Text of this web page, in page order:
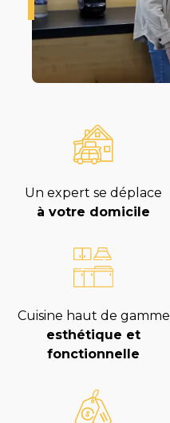
Un expert se déplace
à votre domicile
Cuisine haut de gamme
esthétique et
fonctionnelle